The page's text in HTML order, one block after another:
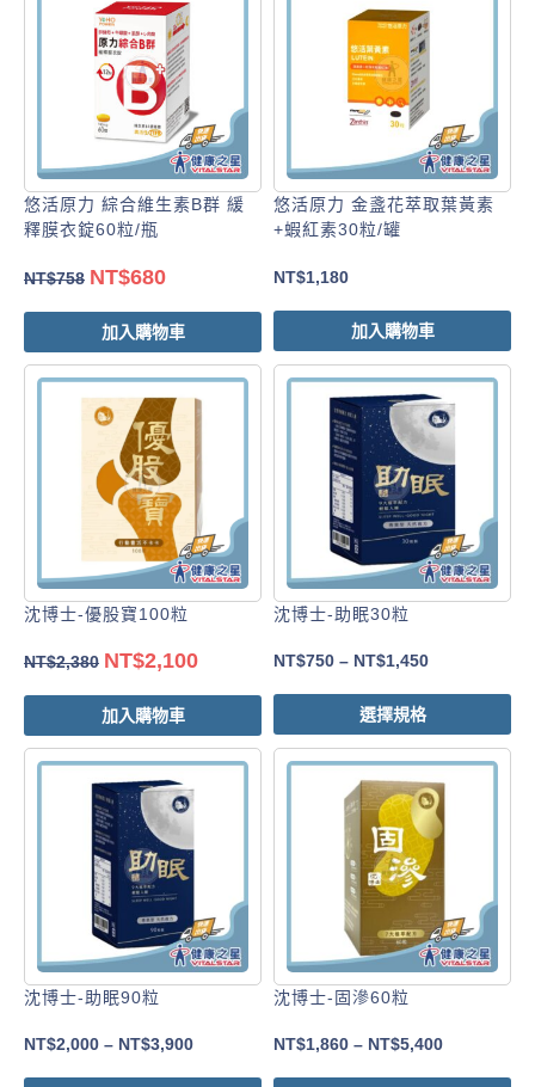
悠活原力 綜合維生素B群 緩
釋膜衣錠60粒/瓶
NT$758 NT$680
加入購物車
悠活原力 金盞花萃取葉黃素
+蝦紅素30粒/罐
NT$1,180
加入購物車
沈博士-優股寶100粒
NT$2,380 NT$2,100
加入購物車
沈博士-助眠30粒
NT$750 – NT$1,450
選擇規格
沈博士-助眠90粒
NT$2,000 – NT$3,900
沈博士-固滲60粒
NT$1,860 – NT$5,400